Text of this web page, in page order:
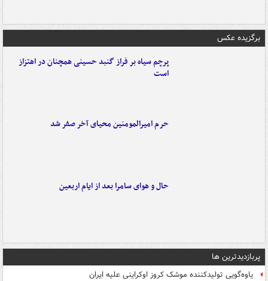
برگزیده عکس
پرچم سیاه بر فراز گنبد حسینی همچنان در اهتزاز
است
حرم امیرالمومنین محیای آخر صفر شد
حال و هوای سامرا بعد از ایام اربعین
پربازدیدترین ها
یاوه‌گویی تولیدکننده موشک کروز اوکراینی علیه ایران